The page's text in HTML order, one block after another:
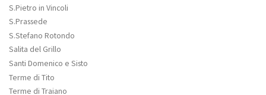
S.Pietro in Vincoli
S.Prassede
S.Stefano Rotondo
Salita del Grillo
Santi Domenico e Sisto
Terme di Tito
Terme di Traiano